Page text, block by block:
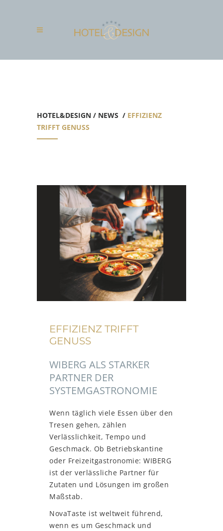
HOTEL&DESIGN / NEWS / EFFIZIENZ
TRIFFT GENUSS
EFFIZIENZ TRIFFT
GENUSS
WIBERG ALS STARKER
PARTNER DER
SYSTEMGASTRONOMIE
Wenn täglich viele Essen über den
Tresen gehen, zählen
Verlässlichkeit, Tempo und
Geschmack. Ob Betriebskantine
oder Freizeitgastronomie: WIBERG
ist der verlässliche Partner für
Zutaten und Lösungen im großen
Maßstab.
NovaTaste ist weltweit führend,
wenn es um Geschmack und